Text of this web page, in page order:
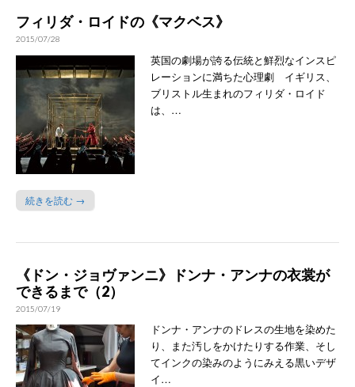
フィリダ・ロイドの《マクベス》
2015/07/28
英国の劇場が誇る伝統と鮮烈なインスピ
レーションに満ちた心理劇 イギリス、
ブリストル生まれのフィリダ・ロイド
は、…
続きを読む →
《ドン・ジョヴァンニ》ドンナ・アンナの衣裳が
できるまで（2）
2015/07/19
ドンナ・アンナのドレスの生地を染めた
り、また汚しをかけたりする作業、そし
てインクの染みのようにみえる黒いデザ
イ…